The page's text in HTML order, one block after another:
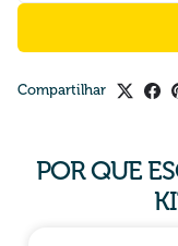
Compartilhar
POR QUE